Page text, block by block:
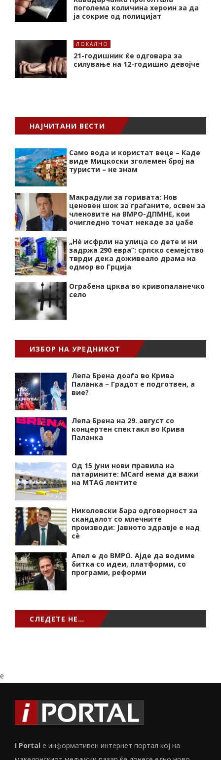
поголема количина хероин за да
ја сокрие од полицијат
ЛОКАЛНО
21-годишник ќе одговара за
силување на 12-годишно девојче
НАЈЧИТАНИ ВЕСТИ
Само вода и користат веце – Каде
виде Мицкоски зголемен број на
туристи – не знам
Макрадули за горивата: Нов
ценовен шок за граѓаните, освен за
членовите на ВМРО-ДПМНЕ, кои
очигледно точат некаде за џабе
„Нѐ исфрли на улица со дете и ни
задржа 290 евра“: српско семејство
тврди дека доживеало драма на
одмор во Грција
Ограбена црква во кривопаланечко
село
ИЗБОР НА УРЕДНИКОТ
Лепа Брена доаѓа во Крива
Паланка – Градот е подготвен, а
вие?
Лепа Брена на 29. август со
концертен спектакл во Крива
Паланка
Од 15 јуни нови правила на
патарините: MCard нема да важи
на MTAG лентите
Николовски бара одговорност за
скандалот со млечните
производи: Јавното здравје е над
сѐ
Апел е до ВМРО. Ајде да водиме
битка со идеи, платформи, со
програми, реформи
СЛЕДЕТЕ НЕ…
e
I Portal е информативен интернет портал кој на